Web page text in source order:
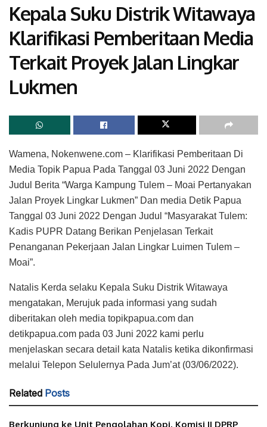
Kepala Suku Distrik Witawaya
Klarifikasi Pemberitaan Media
Terkait Proyek Jalan Lingkar
Lukmen
Wamena, Nokenwene.com – Klarifikasi Pemberitaan Di
Media Topik Papua Pada Tanggal 03 Juni 2022 Dengan
Judul Berita “Warga Kampung Tulem – Moai Pertanyakan
Jalan Proyek Lingkar Lukmen” Dan media Detik Papua
Tanggal 03 Juni 2022 Dengan Judul “Masyarakat Tulem:
Kadis PUPR Datang Berikan Penjelasan Terkait
Penanganan Pekerjaan Jalan Lingkar Luimen Tulem –
Moai”.
Natalis Kerda selaku Kepala Suku Distrik Witawaya
mengatakan, Merujuk pada informasi yang sudah
diberitakan oleh media topikpapua.com dan
detikpapua.com pada 03 Juni 2022 kami perlu
menjelaskan secara detail kata Natalis ketika dikonfirmasi
melalui Telepon Selulernya Pada Jum’at (03/06/2022).
Related Posts
Berkunjung ke Unit Pengolahan Kopi, Komisi II DPRP